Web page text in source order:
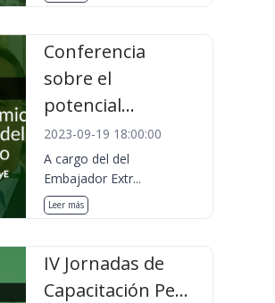
Conferencia
sobre el
potencial...
2023-09-19 18:00:00
A cargo del del
Embajador Extr...
Leer más
IV Jornadas de
Capacitación Pe...